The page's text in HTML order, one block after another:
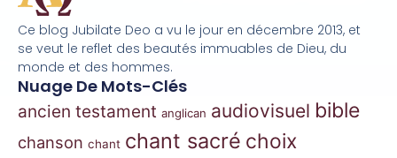
Ce blog Jubilate Deo a vu le jour en décembre 2013, et
se veut le reflet des beautés immuables de Dieu, du
monde et des hommes.
Nuage De Mots-Clés
ancien testament anglican audiovisuel bible
chanson chant chant sacré choix